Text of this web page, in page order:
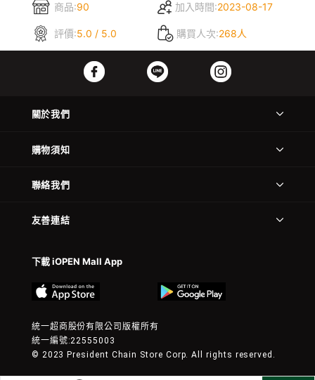
商品:90 加入時間:2023-08-17
評價:5.0 / 5.0 購買人次:268人
關於我們
購物須知
聯絡我們
友善連結
下載 iOPEN Mall App
統一超商股份有限公司版權所有
統一編號:22555003
© 2023 President Chain Store Corp. All rights reserved.